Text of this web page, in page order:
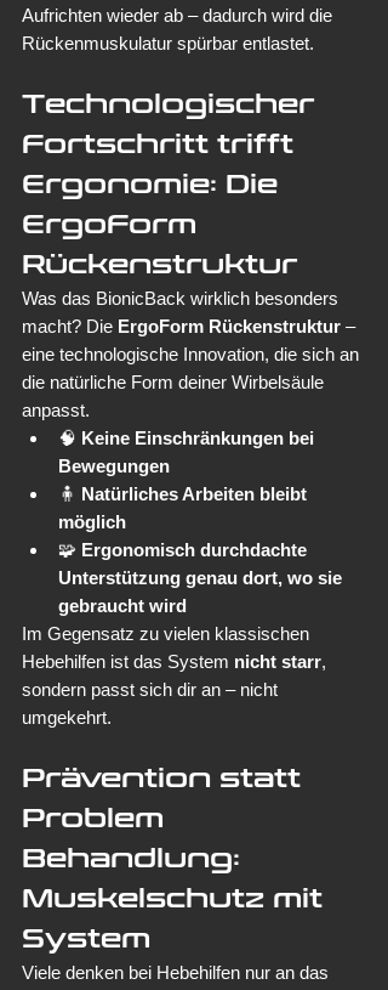
Aufrichten wieder ab – dadurch wird die
Rückenmuskulatur spürbar entlastet.
Technologischer
Fortschritt trifft
Ergonomie: Die
ErgoForm
Rückenstruktur
Was das BionicBack wirklich besonders
macht? Die ErgoForm Rückenstruktur –
eine technologische Innovation, die sich an
die natürliche Form deiner Wirbelsäule
anpasst.
🧠 Keine Einschränkungen bei
Bewegungen
🧍 Natürliches Arbeiten bleibt
möglich
🧩 Ergonomisch durchdachte
Unterstützung genau dort, wo sie
gebraucht wird
Im Gegensatz zu vielen klassischen
Hebehilfen ist das System nicht starr,
sondern passt sich dir an – nicht
umgekehrt.
Prävention statt
Problem
Behandlung:
Muskelschutz mit
System
Viele denken bei Hebehilfen nur an das